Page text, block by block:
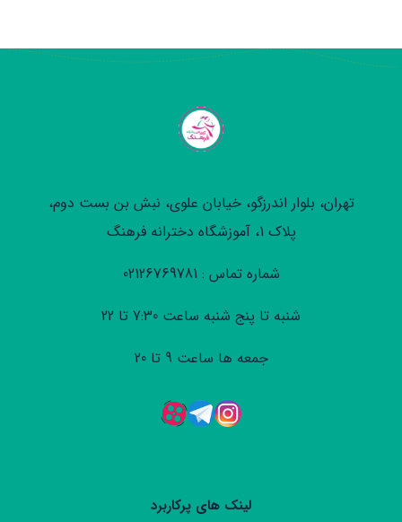
تهران، بلوار اندرزگو، خیابان علوی، نبش بن بست دوم،
پلاک 1، آموزشگاه دخترانه فرهنگ
شماره تماس : 02126769781
شنبه تا پنج شنبه ساعت 7:30 تا 22
جمعه ها ساعت 9 تا 20
لینک های پرکاربرد